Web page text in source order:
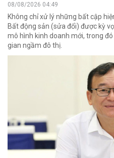
08/08/2026 04:49
Không chỉ xử lý những bất cập
Bất động sản (sửa đổi) được kỳ
mô hình kinh doanh mới, trong
gian ngầm đô thị.